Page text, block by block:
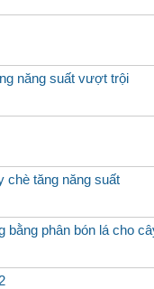
năng suất vượt trội
chè tăng năng suất
bằng phân bón lá cho